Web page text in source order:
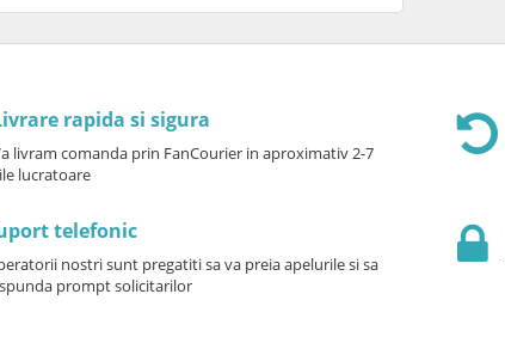
rapida si sigura
livram comanda prin FanCourier in aproximativ 2-7
lucratoare
telefonic
nostri sunt pregatiti sa va preia apelurile si sa
prompt solicitarilor